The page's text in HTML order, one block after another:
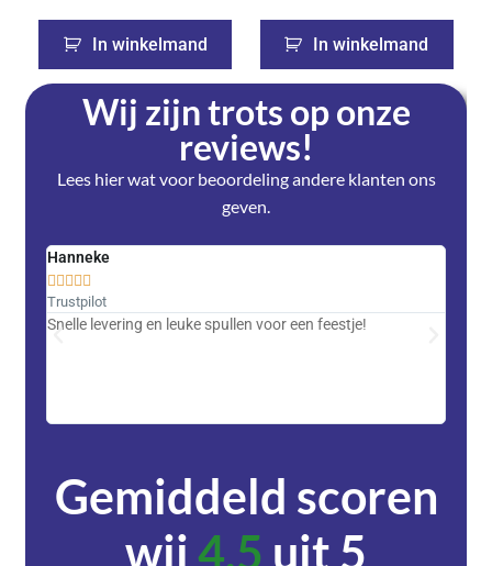
In winkelmand In winkelmand
Wij zijn trots op onze
reviews!
Lees hier wat voor beoordeling andere klanten ons
geven.
Hanneke
    
Trustpilot
Snelle levering en leuke spullen voor een feestje!
Gemiddeld scoren
wij4,5 uit 5